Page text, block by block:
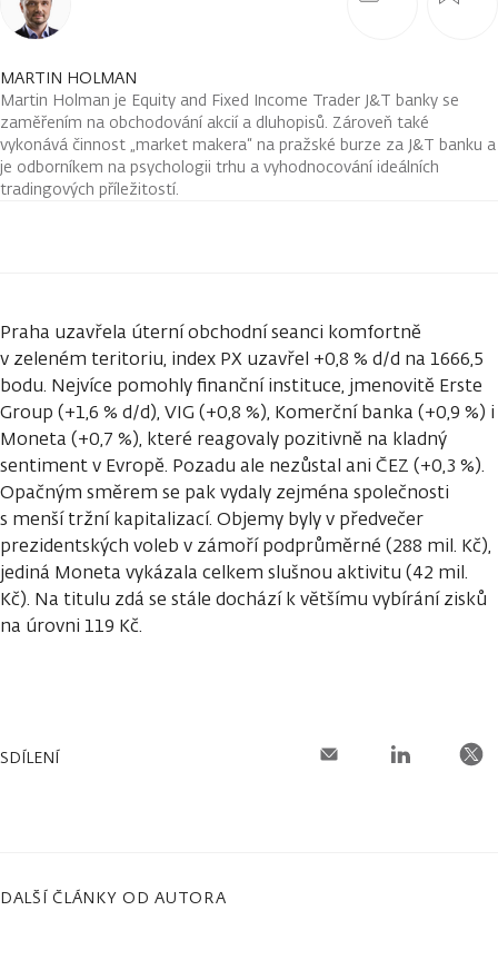
MARTIN HOLMAN
Martin Holman je Equity and Fixed Income Trader J&T banky se
zaměřením na obchodování akcií a dluhopisů. Zároveň také
vykonává činnost „market makera“ na pražské burze za J&T banku a
je odborníkem na psychologii trhu a vyhodnocování ideálních
tradingových příležitostí.
Praha uzavřela úterní obchodní seanci komfortně
v zeleném teritoriu, index PX uzavřel +0,8 % d/d na 1666,5
bodu. Nejvíce pomohly finanční instituce, jmenovitě Erste
Group (+1,6 % d/d), VIG (+0,8 %), Komerční banka (+0,9 %) i
Moneta (+0,7 %), které reagovaly pozitivně na kladný
sentiment v Evropě. Pozadu ale nezůstal ani ČEZ (+0,3 %).
Opačným směrem se pak vydaly zejména společnosti
s menší tržní kapitalizací. Objemy byly v předvečer
prezidentských voleb v zámoří podprůměrné (288 mil. Kč),
jediná Moneta vykázala celkem slušnou aktivitu (42 mil.
Kč). Na titulu zdá se stále dochází k většímu vybírání zisků
na úrovni 119 Kč.
SDÍLENÍ
DALŠÍ ČLÁNKY OD AUTORA